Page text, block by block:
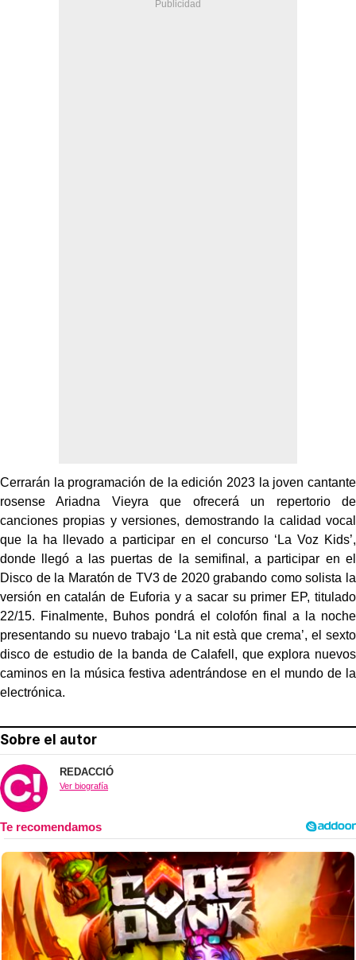
Cerrarán la programación de la edición 2023 la joven cantante
rosense Ariadna Vieyra que ofrecerá un repertorio de
canciones propias y versiones, demostrando la calidad vocal
que la ha llevado a participar en el concurso ‘La Voz Kids’,
donde llegó a las puertas de la semifinal, a participar en el
Disco de la Maratón de TV3 de 2020 grabando como solista la
versión en catalán de Euforia y a sacar su primer EP, titulado
22/15. Finalmente, Buhos pondrá el colofón final a la noche
presentando su nuevo trabajo ‘La nit està que crema’, el sexto
disco de estudio de la banda de Calafell, que explora nuevos
caminos en la música festiva adentrándose en el mundo de la
electrónica.
Sobre el autor
REDACCIÓ
Ver biografía